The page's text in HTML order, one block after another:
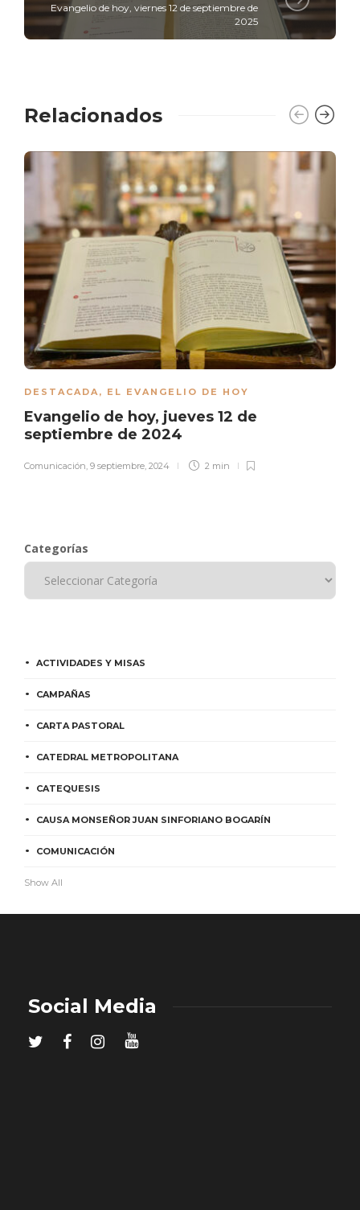
Evangelio de hoy, viernes 12 de septiembre de
2025
Relacionados
DESTACADA, EL EVANGELIO DE HOY
Evangelio de hoy, jueves 12 de
septiembre de 2024
Comunicación, 9 septiembre, 2024 2 min
Categorías
ACTIVIDADES Y MISAS
CAMPAÑAS
CARTA PASTORAL
CATEDRAL METROPOLITANA
CATEQUESIS
CAUSA MONSEÑOR JUAN SINFORIANO BOGARÍN
COMUNICACIÓN
Show All
Social Media